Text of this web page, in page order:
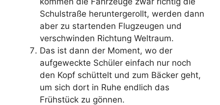
Schulstraße heruntergerollt, werden dann
aber zu startenden Flugzeugen und
verschwinden Richtung Weltraum.
Das ist dann der Moment, wo der
aufgeweckte Schüler einfach nur noch
den Kopf schüttelt und zum Bäcker geht,
um sich dort in Ruhe endlich das
Frühstück zu gönnen.